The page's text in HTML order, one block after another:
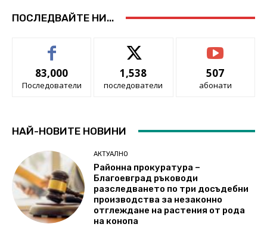
ПОСЛЕДВАЙТЕ НИ...
83,000
Последователи
1,538
последователи
507
абонати
НАЙ-НОВИТЕ НОВИНИ
АКТУАЛНО
Районна прокуратура –
Благоевград ръководи
разследването по три досъдебни
производства за незаконно
отглеждане на растения от рода
на конопа